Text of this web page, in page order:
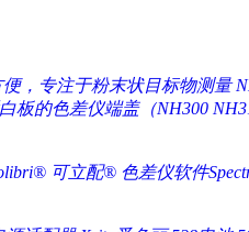
，专注于粉末状目标物测量
板的色差仪端盖（NH300
可立配® 色差仪软件